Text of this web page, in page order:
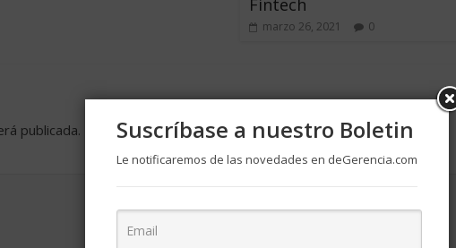
marzo 26, 2021 0
publicada. Los campos obligatorios están marcados con *
Suscríbase a nuestro Boletin
Le notificaremos de las novedades en deGerencia.com